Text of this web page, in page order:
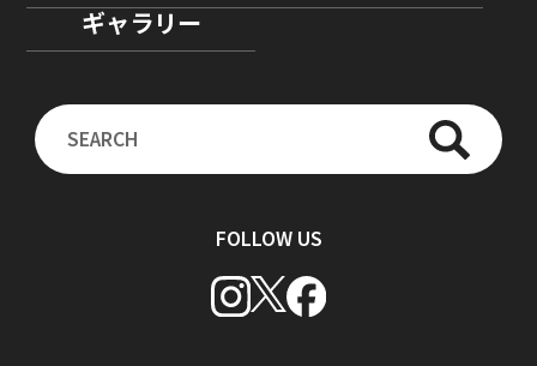
ギャラリー
FOLLOW US